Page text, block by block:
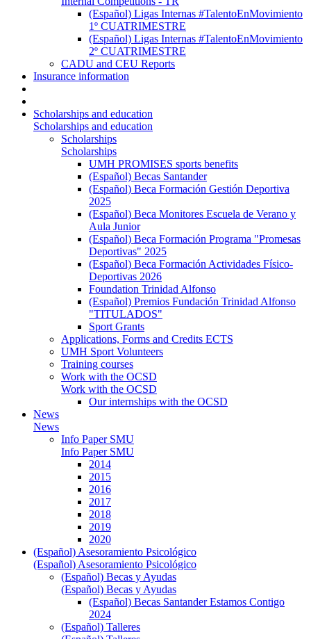
(Español) Ligas Internas #TalentoEnMovimiento
1º CUATRIMESTRE
(Español) Ligas Internas #TalentoEnMovimiento
2º CUATRIMESTRE
CADU and CEU Reports
Insurance information
Scholarships and education
Scholarships and education
Scholarships
Scholarships
UMH PROMISES sports benefits
(Español) Becas Santander
(Español) Beca Formación Gestión Deportiva
2025
(Español) Beca Monitores Escuela de Verano y
Aula Junior
(Español) Beca Formación Programa "Promesas
Deportivas" 2025
(Español) Beca Formación Actividades Físico-
Deportivas 2026
Foundation Trinidad Alfonso
(Español) Premios Fundación Trinidad Alfonso
"TITULADOS"
Sport Grants
Applications, Forms and Credits ECTS
UMH Sport Volunteers
Training courses
Work with the OCSD
Work with the OCSD
Our internships with the OCSD
News
News
Info Paper SMU
Info Paper SMU
2014
2015
2016
2017
2018
2019
2020
(Español) Asesoramiento Psicológico
(Español) Asesoramiento Psicológico
(Español) Becas y Ayudas
(Español) Becas y Ayudas
(Español) Becas Santander Estamos Contigo
2024
(Español) Talleres